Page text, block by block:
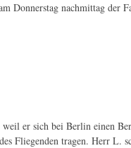
Donnerstag nachmittag der
er sich bei Berlin einen
Fliegenden tragen. Herr L.